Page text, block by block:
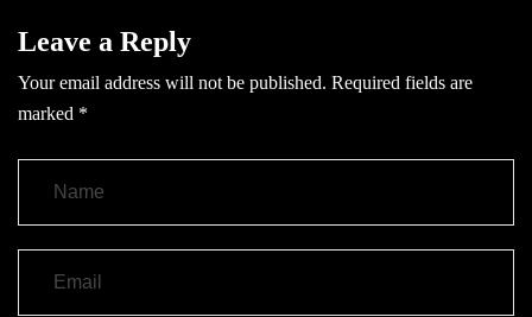
Leave a Reply
Your email address will not be published. Required fields are
marked *